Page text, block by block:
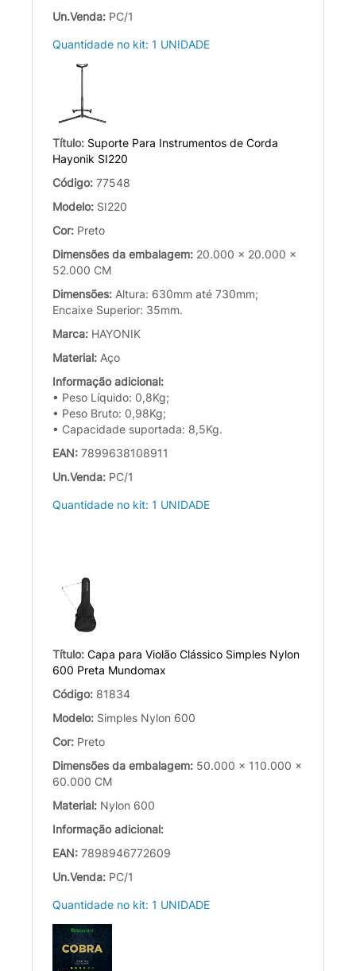
Un.Venda: PC/1
Quantidade no kit: 1 UNIDADE
Título: Suporte Para Instrumentos de Corda
Hayonik SI220
Código: 77548
Modelo: SI220
Cor: Preto
Dimensões da embalagem: 20.000 x 20.000 x
52.000 CM
Dimensões: Altura: 630mm até 730mm;
Encaixe Superior: 35mm.
Marca: HAYONIK
Material: Aço
Informação adicional:
• Peso Líquido: 0,8Kg;
• Peso Bruto: 0,98Kg;
• Capacidade suportada: 8,5Kg.
EAN: 7899638108911
Un.Venda: PC/1
Quantidade no kit: 1 UNIDADE
Título: Capa para Violão Clássico Simples Nylon
600 Preta Mundomax
Código: 81834
Modelo: Simples Nylon 600
Cor: Preto
Dimensões da embalagem: 50.000 x 110.000 x
60.000 CM
Material: Nylon 600
Informação adicional:
EAN: 7898946772609
Un.Venda: PC/1
Quantidade no kit: 1 UNIDADE